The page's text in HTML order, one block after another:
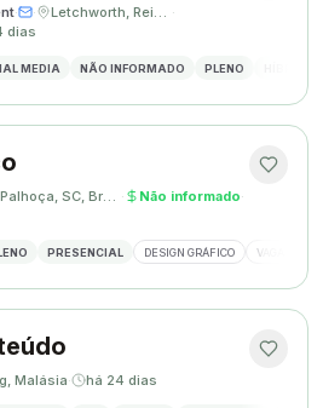
· · Letchworth, Reino Unido ·
dias
MEDIA NÃO INFORMADO PLENO
Palhoça, SC, Brasil · Não informado·
PRESENCIAL DESIGN GRÁFICO VAGA
Malásia· há 24 dias